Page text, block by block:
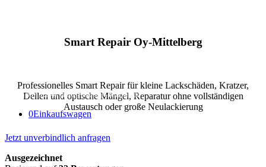
0176 – 637 328 47 |info@autopark-kempten.de
0Einkaufswagen
Smart Repair Oy-Mittelberg
Professionelles Smart Repair für kleine Lackschäden, Kratzer,
Dellen und optische Mängel, Reparatur ohne vollständigen
Austausch oder große Neulackierung
Jetzt unverbindlich anfragen
Ausgezeichnet